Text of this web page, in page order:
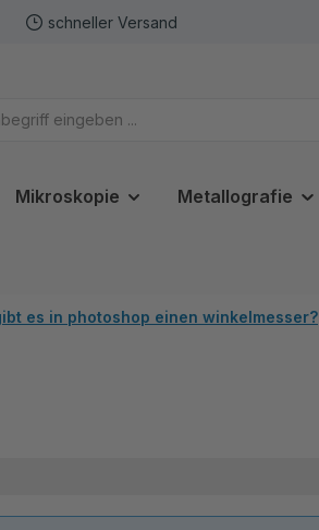
schneller Versand
Mikroskopie Metallografie
es in photoshop einen winkelmesser?